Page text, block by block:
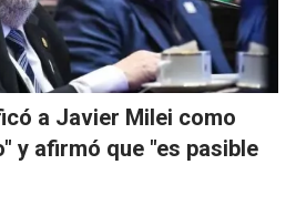
a Javier Milei como
y afirmó que "es pasible